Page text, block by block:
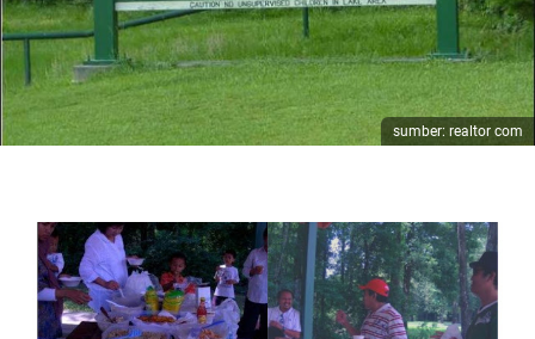
sumber: realtor com